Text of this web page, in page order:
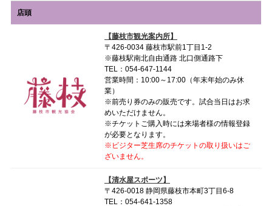
店頭
【藤枝市観光案内所】
〒426-0034 藤枝市駅前1丁目1-2
※藤枝駅南北自由通路 北口側通路下
TEL：054-647-1144
営業時間：10:00～17:00（年末年始のみ休
業）
※前売り券のみの販売です。試合当日はお求
めいただけません。
※チケットご購入時には来場者様の情報登録
が必要となります。
※ビジター芝生席のチケットの取り扱いはご
ざいません。
【清水屋スポーツ】
〒426-0018 静岡県藤枝市本町3丁目6-8
TEL：054-641-1358